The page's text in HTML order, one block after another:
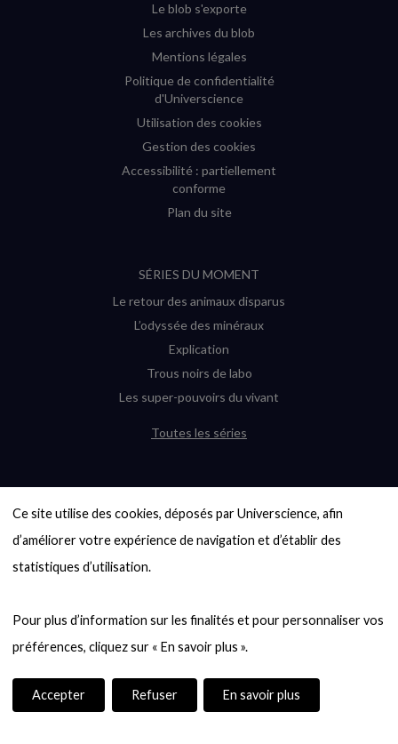
Ce site utilise des cookies, déposés par Universcience, afin
d’améliorer votre expérience de navigation et d’établir des
statistiques d’utilisation.
Pour plus d’information sur les finalités et pour personnaliser vos
Accepter Refuser En savoir plus
Le blob s'exporte
Les archives du blob
Mentions légales
Politique de confidentialité
d'Universcience
Utilisation des cookies
Gestion des cookies
Accessibilité : partiellement
conforme
Plan du site
SÉRIES DU MOMENT
Le retour des animaux disparus
L’odyssée des minéraux
Explication
Trous noirs de labo
Les super-pouvoirs du vivant
Toutes les séries
6000 exoplanètes, et pas de « Terre »
en vue ?
Quel avenir pour les cryptos ?
Entre mathématiques et politique : la
quête d’un vote équitable
casse-tête